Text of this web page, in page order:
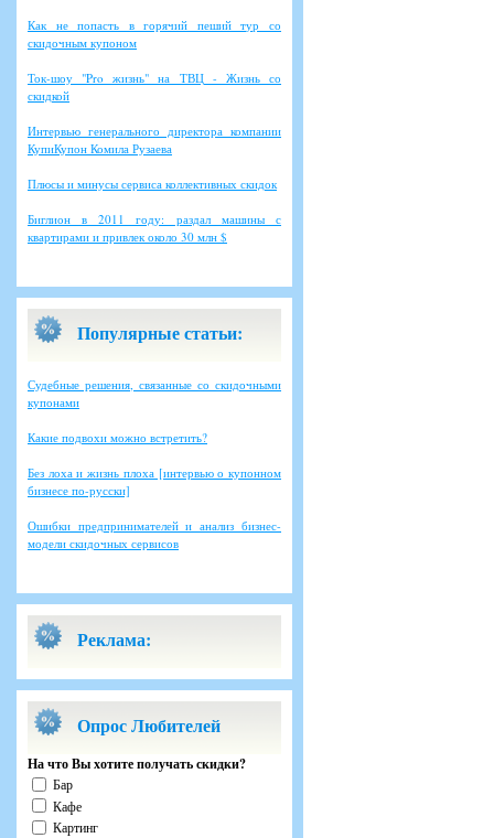
Как не попасть в горячий пеший тур со
скидочным купоном
Ток-шоу "Pro жизнь" на ТВЦ - Жизнь со
скидкой
Интервью генерального директора компании
КупиКупон Комила Рузаева
Плюсы и минусы сервиса коллективных скидок
Биглион в 2011 году: раздал машины с
квартирами и привлек около 30 млн $
Популярные статьи:
Судебные решения, связанные со скидочными
купонами
Какие подвохи можно встретить?
Без лоха и жизнь плоха [интервью о купонном
бизнесе по-русски]
Ошибки предпринимателей и анализ бизнес-
модели скидочных сервисов
Реклама:
Опрос Любителей
На что Вы хотите получать скидки?
Бар
Кафе
Картинг